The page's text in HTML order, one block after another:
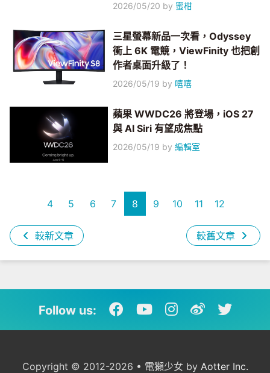
2026/05/20 by 蜜柑
三星螢幕新品一次看，Odyssey
衝上 6K 電競，ViewFinity 也把創
作者桌面升級了！
2026/05/19 by 嘻嘻
蘋果 WWDC26 將登場，iOS 27
與 AI Siri 有望成焦點
2026/05/19 by編輯室
較新文章
4 5 6 7 8 9 10 11 12
較舊文章
Follow us:
Copyright © 2012-2026 • 電獺少女 by Aotter Inc.